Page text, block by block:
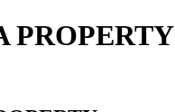
PROPERTY